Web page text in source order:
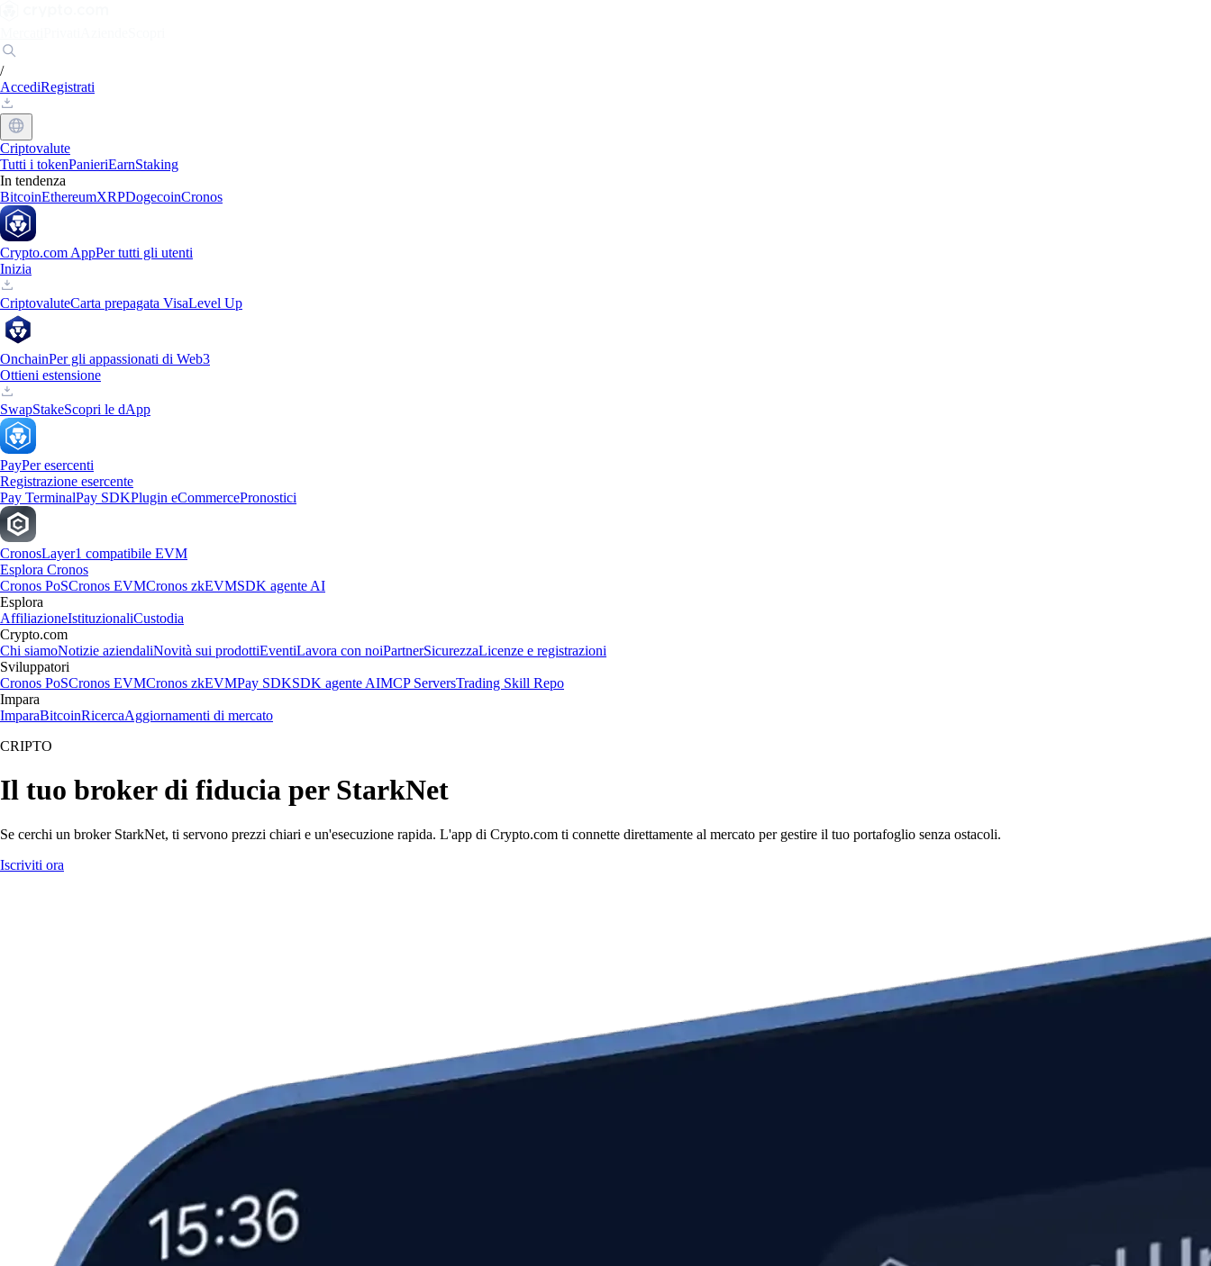
/
AccediRegistrati
Criptovalute
Tutti i tokenPanieriEarnStaking
In tendenza
BitcoinEthereumXRPDogecoinCronos
Crypto.com AppPer tutti gli utenti
Inizia
CriptovaluteCarta prepagata VisaLevel Up
OnchainPer gli appassionati di Web3
Ottieni estensione
SwapStakeScopri le dApp
PayPer esercenti
Registrazione esercente
Pay TerminalPay SDKPlugin eCommercePronostici
CronosLayer1 compatibile EVM
Esplora Cronos
Cronos PoSCronos EVMCronos zkEVMSDK agente AI
Esplora
AffiliazioneIstituzionaliCustodia
Crypto.com
Chi siamoNotizie aziendaliNovità sui prodottiEventiLavora con noiPartnerSicurezzaLicenze e registrazioni
Sviluppatori
Cronos PoSCronos EVMCronos zkEVMPay SDKSDK agente AIMCP ServersTrading Skill Repo
Impara
ImparaBitcoinRicercaAggiornamenti di mercato
CRIPTO
Il tuo broker di fiducia per StarkNet
Se cerchi un broker StarkNet, ti servono prezzi chiari e un'esecuzione rapida. L'app di Crypto.com ti connette direttamente al mercato per gestire il tuo portafoglio senza ostacoli.
Iscriviti ora